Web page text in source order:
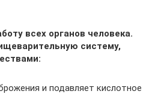
всех органов человека.
систему,
и подавляет кислотное